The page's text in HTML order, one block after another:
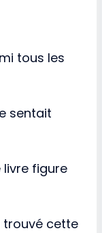
tous les
sentait
livre figure
trouvé cette